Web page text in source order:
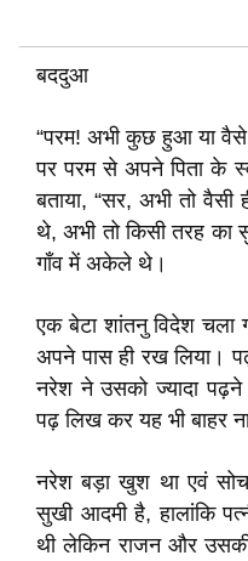
बददुआ
“परम! अभी कुछ हुआ या
पर परम से अपने पिता के
बताया, “सर, अभी तो
थे, अभी तो किसी तरह का
गाँव में अकेले थे।
एक बेटा शांतनु विदेश चला
अपने पास ही रख लिया।
नरेश ने उसको ज्यादा
पढ़ लिख कर यह भी बाहर
नरेश बड़ा खुश था एवं
सुखी आदमी है, हालांकि
थी लेकिन राजन और